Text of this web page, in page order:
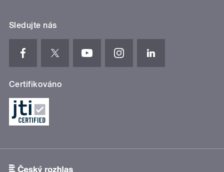
Sledujte nás
Certifikováno